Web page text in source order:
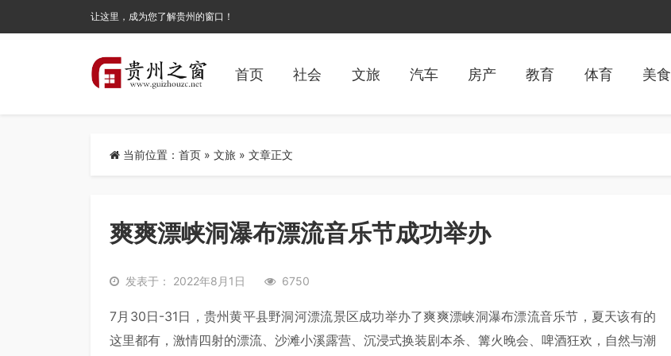
让这里，成为您了解贵州的窗口！
首页 社会 文旅 汽车 房产 教育 体育 美食
当前位置： 首页 » 文旅 » 文章正文
爽爽漂峡洞瀑布漂流音乐节成功举办
发表于： 2022年8月1日 6750
7月30日-31日，贵州黄平县野洞河漂流景区成功举办了爽爽漂峡洞瀑布漂流音乐节，夏天该有的
这里都有，激情四射的漂流、沙滩小溪露营、沉浸式换装剧本杀、篝火晚会、啤酒狂欢，自然与潮